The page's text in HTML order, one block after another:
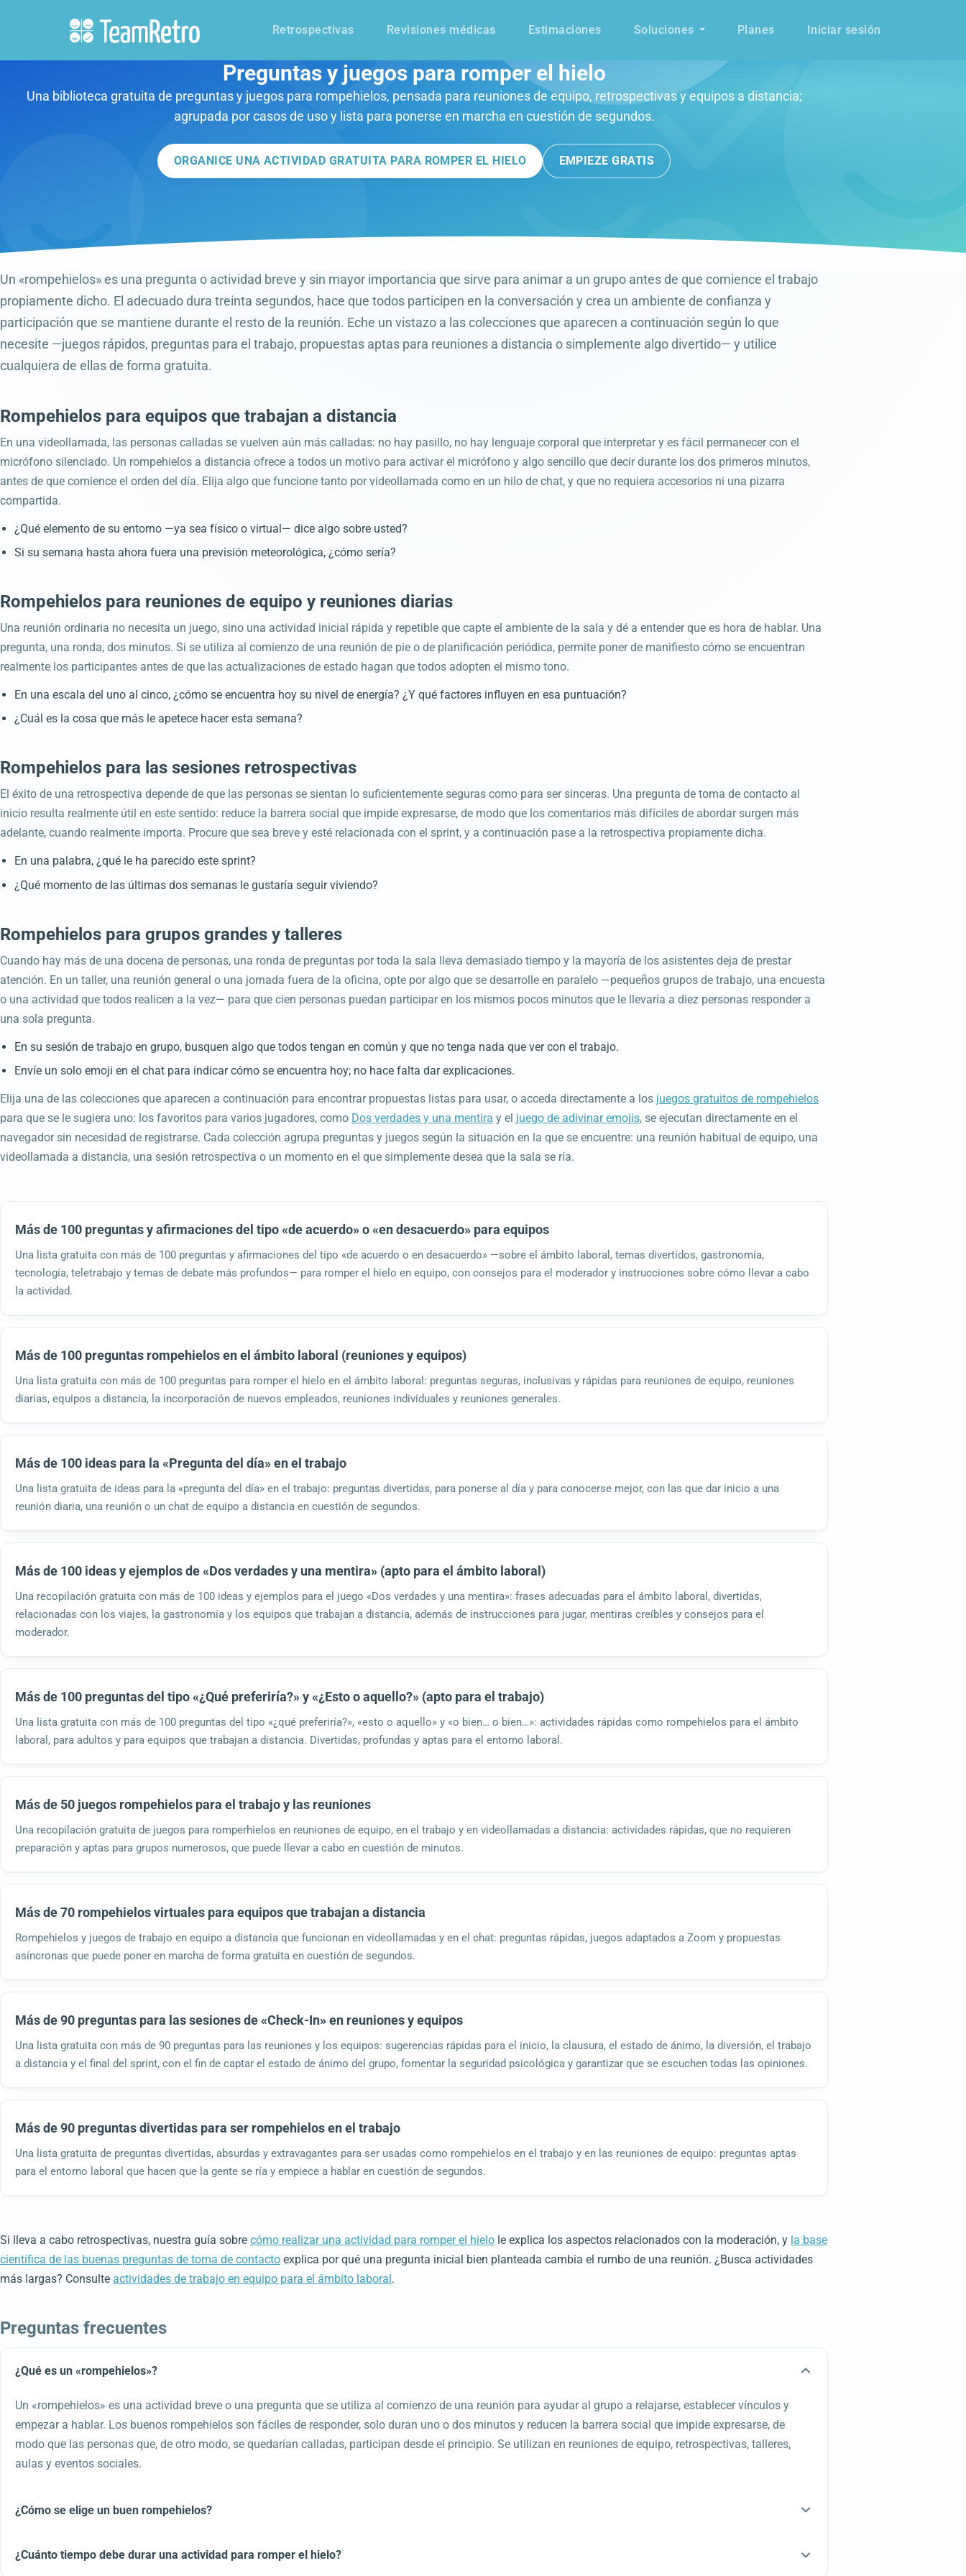
Retrospectivas Revisiones médicas Estimaciones Soluciones Planes Iniciar sesión
Preguntas y juegos para romper el hielo
Una biblioteca gratuita de preguntas y juegos para rompehielos, pensada para reuniones de equipo, retrospectivas y equipos a distancia;
agrupada por casos de uso y lista para ponerse en marcha en cuestión de segundos.
ORGANICE UNA ACTIVIDAD GRATUITA PARA ROMPER EL HIELO EMPIEZE GRATIS
Un «rompehielos» es una pregunta o actividad breve y sin mayor importancia que sirve para animar a un grupo antes de que comience el trabajo
propiamente dicho. El adecuado dura treinta segundos, hace que todos participen en la conversación y crea un ambiente de confianza y
participación que se mantiene durante el resto de la reunión. Eche un vistazo a las colecciones que aparecen a continuación según lo que
necesite —juegos rápidos, preguntas para el trabajo, propuestas aptas para reuniones a distancia o simplemente algo divertido— y utilice
cualquiera de ellas de forma gratuita.
Rompehielos para equipos que trabajan a distancia
En una videollamada, las personas calladas se vuelven aún más calladas: no hay pasillo, no hay lenguaje corporal que interpretar y es fácil permanecer con el
micrófono silenciado. Un rompehielos a distancia ofrece a todos un motivo para activar el micrófono y algo sencillo que decir durante los dos primeros minutos,
antes de que comience el orden del día. Elija algo que funcione tanto por videollamada como en un hilo de chat, y que no requiera accesorios ni una pizarra
compartida.
¿Qué elemento de su entorno —ya sea físico o virtual— dice algo sobre usted?
Si su semana hasta ahora fuera una previsión meteorológica, ¿cómo sería?
Rompehielos para reuniones de equipo y reuniones diarias
Una reunión ordinaria no necesita un juego, sino una actividad inicial rápida y repetible que capte el ambiente de la sala y dé a entender que es hora de hablar. Una
pregunta, una ronda, dos minutos. Si se utiliza al comienzo de una reunión de pie o de planificación periódica, permite poner de manifiesto cómo se encuentran
realmente los participantes antes de que las actualizaciones de estado hagan que todos adopten el mismo tono.
En una escala del uno al cinco, ¿cómo se encuentra hoy su nivel de energía? ¿Y qué factores influyen en esa puntuación?
¿Cuál es la cosa que más le apetece hacer esta semana?
Rompehielos para las sesiones retrospectivas
El éxito de una retrospectiva depende de que las personas se sientan lo suficientemente seguras como para ser sinceras. Una pregunta de toma de contacto al
inicio resulta realmente útil en este sentido: reduce la barrera social que impide expresarse, de modo que los comentarios más difíciles de abordar surgen más
adelante, cuando realmente importa. Procure que sea breve y esté relacionada con el sprint, y a continuación pase a la retrospectiva propiamente dicha.
En una palabra, ¿qué le ha parecido este sprint?
¿Qué momento de las últimas dos semanas le gustaría seguir viviendo?
Rompehielos para grupos grandes y talleres
Cuando hay más de una docena de personas, una ronda de preguntas por toda la sala lleva demasiado tiempo y la mayoría de los asistentes deja de prestar
atención. En un taller, una reunión general o una jornada fuera de la oficina, opte por algo que se desarrolle en paralelo —pequeños grupos de trabajo, una encuesta
o una actividad que todos realicen a la vez— para que cien personas puedan participar en los mismos pocos minutos que le llevaría a diez personas responder a
una sola pregunta.
En su sesión de trabajo en grupo, busquen algo que todos tengan en común y que no tenga nada que ver con el trabajo.
Envíe un solo emoji en el chat para indicar cómo se encuentra hoy; no hace falta dar explicaciones.
Elija una de las colecciones que aparecen a continuación para encontrar propuestas listas para usar, o acceda directamente a los juegos gratuitos de rompehielos
para que se le sugiera uno: los favoritos para varios jugadores, como Dos verdades y una mentira y el juego de adivinar emojis, se ejecutan directamente en el
navegador sin necesidad de registrarse. Cada colección agrupa preguntas y juegos según la situación en la que se encuentre: una reunión habitual de equipo, una
videollamada a distancia, una sesión retrospectiva o un momento en el que simplemente desea que la sala se ría.
Más de 100 preguntas y afirmaciones del tipo «de acuerdo» o «en desacuerdo» para equipos
Una lista gratuita con más de 100 preguntas y afirmaciones del tipo «de acuerdo o en desacuerdo» —sobre el ámbito laboral, temas divertidos, gastronomía,
tecnología, teletrabajo y temas de debate más profundos— para romper el hielo en equipo, con consejos para el moderador y instrucciones sobre cómo llevar a cabo
la actividad.
Más de 100 preguntas rompehielos en el ámbito laboral (reuniones y equipos)
Una lista gratuita con más de 100 preguntas para romper el hielo en el ámbito laboral: preguntas seguras, inclusivas y rápidas para reuniones de equipo, reuniones
diarias, equipos a distancia, la incorporación de nuevos empleados, reuniones individuales y reuniones generales.
Más de 100 ideas para la «Pregunta del día» en el trabajo
Una lista gratuita de ideas para la «pregunta del día» en el trabajo: preguntas divertidas, para ponerse al día y para conocerse mejor, con las que dar inicio a una
reunión diaria, una reunión o un chat de equipo a distancia en cuestión de segundos.
Más de 100 ideas y ejemplos de «Dos verdades y una mentira» (apto para el ámbito laboral)
Una recopilación gratuita con más de 100 ideas y ejemplos para el juego «Dos verdades y una mentira»: frases adecuadas para el ámbito laboral, divertidas,
relacionadas con los viajes, la gastronomía y los equipos que trabajan a distancia, además de instrucciones para jugar, mentiras creíbles y consejos para el
moderador.
Más de 100 preguntas del tipo «¿Qué preferiría?» y «¿Esto o aquello?» (apto para el trabajo)
Una lista gratuita con más de 100 preguntas del tipo «¿qué preferiría?», «esto o aquello» y «o bien… o bien…»: actividades rápidas como rompehielos para el ámbito
laboral, para adultos y para equipos que trabajan a distancia. Divertidas, profundas y aptas para el entorno laboral.
Más de 50 juegos rompehielos para el trabajo y las reuniones
Una recopilación gratuita de juegos para romperhielos en reuniones de equipo, en el trabajo y en videollamadas a distancia: actividades rápidas, que no requieren
preparación y aptas para grupos numerosos, que puede llevar a cabo en cuestión de minutos.
Más de 70 rompehielos virtuales para equipos que trabajan a distancia
Rompehielos y juegos de trabajo en equipo a distancia que funcionan en videollamadas y en el chat: preguntas rápidas, juegos adaptados a Zoom y propuestas
asíncronas que puede poner en marcha de forma gratuita en cuestión de segundos.
Más de 90 preguntas para las sesiones de «Check-In» en reuniones y equipos
Una lista gratuita con más de 90 preguntas para las reuniones y los equipos: sugerencias rápidas para el inicio, la clausura, el estado de ánimo, la diversión, el trabajo
a distancia y el final del sprint, con el fin de captar el estado de ánimo del grupo, fomentar la seguridad psicológica y garantizar que se escuchen todas las opiniones.
Más de 90 preguntas divertidas para ser rompehielos en el trabajo
Una lista gratuita de preguntas divertidas, absurdas y extravagantes para ser usadas como rompehielos en el trabajo y en las reuniones de equipo: preguntas aptas
para el entorno laboral que hacen que la gente se ría y empiece a hablar en cuestión de segundos.
Si lleva a cabo retrospectivas, nuestra guía sobre cómo realizar una actividad para romper el hielo le explica los aspectos relacionados con la moderación, y la base
científica de las buenas preguntas de toma de contacto explica por qué una pregunta inicial bien planteada cambia el rumbo de una reunión. ¿Busca actividades
más largas? Consulte actividades de trabajo en equipo para el ámbito laboral.
Preguntas frecuentes
¿Qué es un «rompehielos»?
Un «rompehielos» es una actividad breve o una pregunta que se utiliza al comienzo de una reunión para ayudar al grupo a relajarse, establecer vínculos y
empezar a hablar. Los buenos rompehielos son fáciles de responder, solo duran uno o dos minutos y reducen la barrera social que impide expresarse, de
modo que las personas que, de otro modo, se quedarían calladas, participan desde el principio. Se utilizan en reuniones de equipo, retrospectivas, talleres,
aulas y eventos sociales.
¿Cómo se elige un buen rompehielos?
¿Cuánto tiempo debe durar una actividad para romper el hielo?